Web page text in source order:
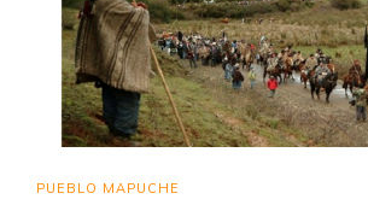
PUEBLO MAPUCHE